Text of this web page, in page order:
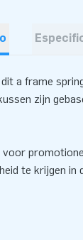
a frame
zijn
te krijgen in